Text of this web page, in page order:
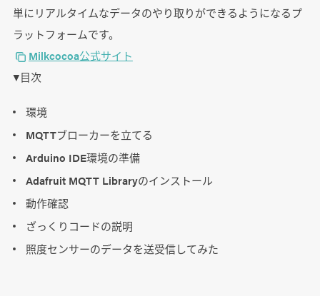
単にリアルタイムなデータのやり取りができるようになるプ
ラットフォームです。
Milkcocoa公式サイト
▼目次
環境
MQTTブローカーを立てる
Arduino IDE環境の準備
Adafruit MQTT Libraryのインストール
動作確認
ざっくりコードの説明
照度センサーのデータを送受信してみた